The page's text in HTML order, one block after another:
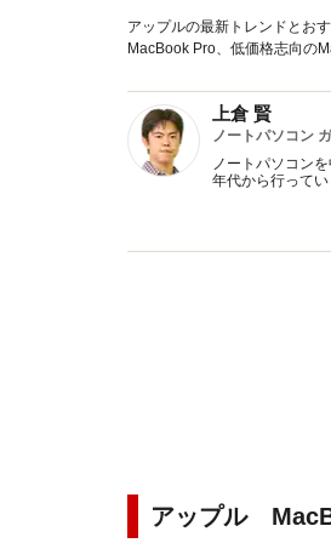
アップルの最新トレンドとお
MacBook Pro、低価格志向の
上倉 賢
ノートパソコン
ノートパソコン
年代から行って
アップル